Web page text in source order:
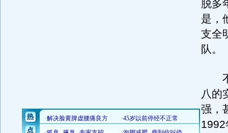
脱多
是，
支全
队。
不
八的
强，
1992